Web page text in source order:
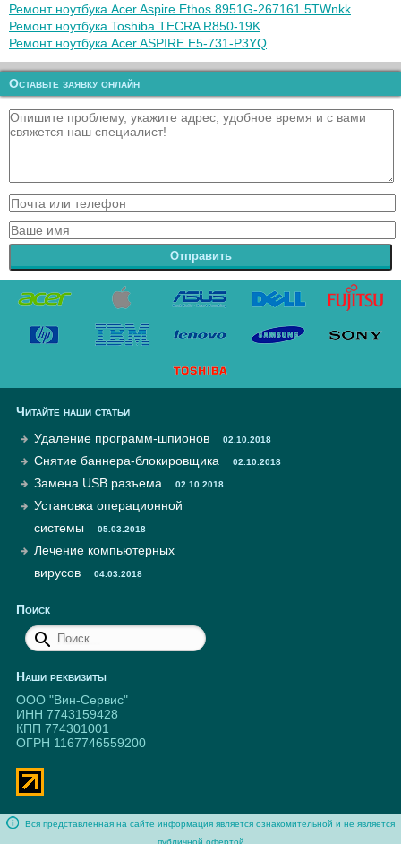
Ремонт ноутбука Acer Aspire Ethos 8951G-267161.5TWnkk
Ремонт ноутбука Toshiba TECRA R850-19K
Ремонт ноутбука Acer ASPIRE E5-731-P3YQ
Оставьте заявку онлайн
Отправить
Читайте наши статьи
Удаление программ-шпионов
02.10.2018
Снятие баннера-блокировщика 02.10.2018
Замена USB разъема 02.10.2018
Установка операционной
системы
05.03.2018
Лечение компьютерных
вирусов
04.03.2018
Поиск
Наши реквизиты
ООО "Вин-Сервис"
ИНН 7743159428
КПП 774301001
ОГРН 1167746559200
Вся представленная на сайте информация является ознакомительной и не является
публичной офертой